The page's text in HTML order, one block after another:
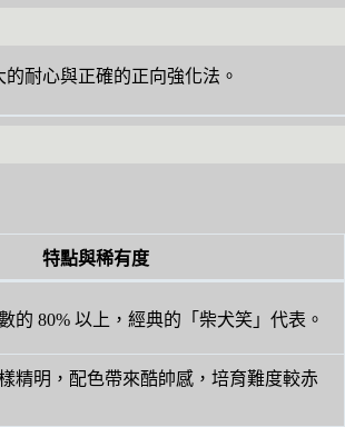
耐心與正確的正向強化法。
特點與稀有度
的 80% 以上，經典的「柴犬笑」代表。
精明，配色帶來酷帥感，培育難度較赤